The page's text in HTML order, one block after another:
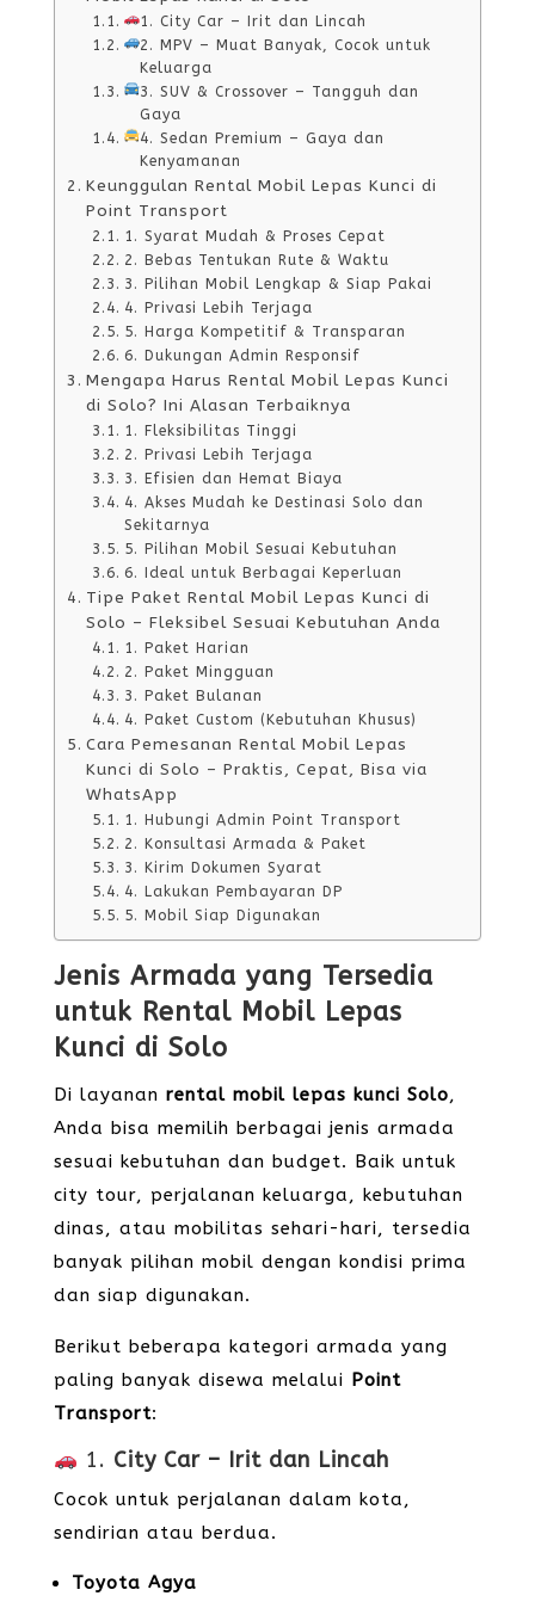
1. City Car – Irit dan Lincah
2. MPV – Muat Banyak, Cocok untuk
Keluarga
3. SUV & Crossover – Tangguh dan
Gaya
4. Sedan Premium – Gaya dan
Kenyamanan
Keunggulan Rental Mobil Lepas Kunci di
Point Transport
1. Syarat Mudah & Proses Cepat
2. Bebas Tentukan Rute & Waktu
3. Pilihan Mobil Lengkap & Siap Pakai
4. Privasi Lebih Terjaga
5. Harga Kompetitif & Transparan
6. Dukungan Admin Responsif
Mengapa Harus Rental Mobil Lepas Kunci
di Solo? Ini Alasan Terbaiknya
1. Fleksibilitas Tinggi
2. Privasi Lebih Terjaga
3. Efisien dan Hemat Biaya
4. Akses Mudah ke Destinasi Solo dan
Sekitarnya
5. Pilihan Mobil Sesuai Kebutuhan
6. Ideal untuk Berbagai Keperluan
Tipe Paket Rental Mobil Lepas Kunci di
Solo – Fleksibel Sesuai Kebutuhan Anda
1. Paket Harian
2. Paket Mingguan
3. Paket Bulanan
4. Paket Custom (Kebutuhan Khusus)
Cara Pemesanan Rental Mobil Lepas
Kunci di Solo – Praktis, Cepat, Bisa via
WhatsApp
1. Hubungi Admin Point Transport
2. Konsultasi Armada & Paket
3. Kirim Dokumen Syarat
4. Lakukan Pembayaran DP
5. Mobil Siap Digunakan
Jenis Armada yang Tersedia
untuk Rental Mobil Lepas
Kunci di Solo
Di layanan rental mobil lepas kunci Solo,
Anda bisa memilih berbagai jenis armada
sesuai kebutuhan dan budget. Baik untuk
city tour, perjalanan keluarga, kebutuhan
dinas, atau mobilitas sehari-hari, tersedia
banyak pilihan mobil dengan kondisi prima
dan siap digunakan.
Berikut beberapa kategori armada yang
paling banyak disewa melalui Point
Transport:
1. City Car – Irit dan Lincah
Cocok untuk perjalanan dalam kota,
sendirian atau berdua.
Toyota Agya